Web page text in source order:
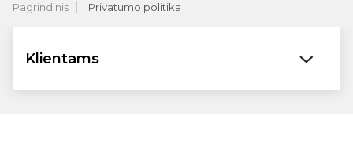
Pagrindinis Privatumo politika
Klientams